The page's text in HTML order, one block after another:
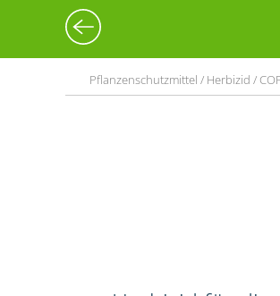
Pflanzenschutzmittel / Herbizid /